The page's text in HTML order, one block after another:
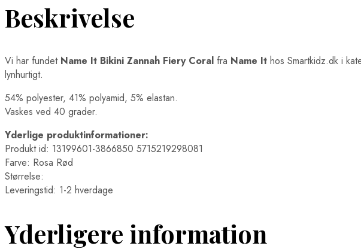
Beskrivelse
Vi har fundet Name It Bikini Zannah Fiery Coral fra Name It hos Smartkidz.dk i
lynhurtigt.
54% polyester, 41% polyamid, 5% elastan.
Vaskes ved 40 grader.
Yderlige produktinformationer:
Produkt id: 13199601-3866850 5715219298081
Farve: Rosa Rød
Størrelse:
Leveringstid: 1-2 hverdage
Yderligere information